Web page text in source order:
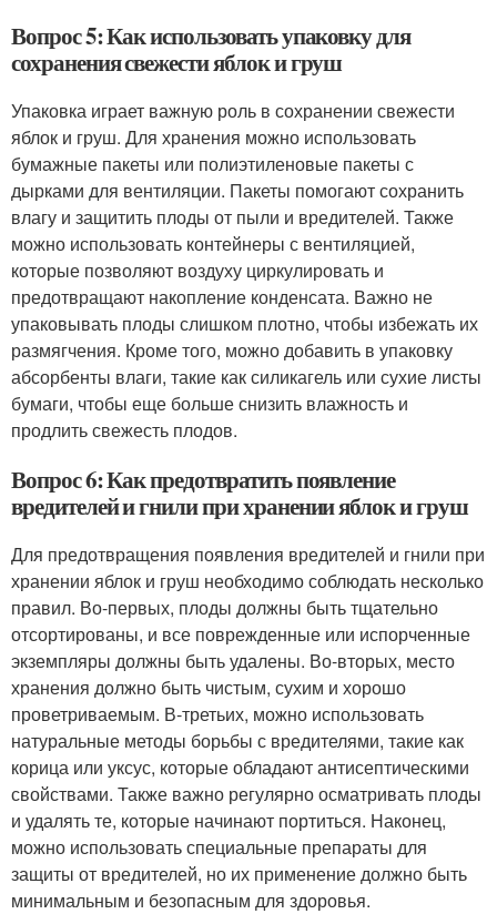
Вопрос 5: Как использовать упаковку для
сохранения свежести яблок и груш
Упаковка играет важную роль в сохранении свежести
яблок и груш. Для хранения можно использовать
бумажные пакеты или полиэтиленовые пакеты с
дырками для вентиляции. Пакеты помогают сохранить
влагу и защитить плоды от пыли и вредителей. Также
можно использовать контейнеры с вентиляцией,
которые позволяют воздуху циркулировать и
предотвращают накопление конденсата. Важно не
упаковывать плоды слишком плотно, чтобы избежать их
размягчения. Кроме того, можно добавить в упаковку
абсорбенты влаги, такие как силикагель или сухие листы
бумаги, чтобы еще больше снизить влажность и
продлить свежесть плодов.
Вопрос 6: Как предотвратить появление
вредителей и гнили при хранении яблок и груш
Для предотвращения появления вредителей и гнили при
хранении яблок и груш необходимо соблюдать несколько
правил. Во-первых, плоды должны быть тщательно
отсортированы, и все поврежденные или испорченные
экземпляры должны быть удалены. Во-вторых, место
хранения должно быть чистым, сухим и хорошо
проветриваемым. В-третьих, можно использовать
натуральные методы борьбы с вредителями, такие как
корица или уксус, которые обладают антисептическими
свойствами. Также важно регулярно осматривать плоды
и удалять те, которые начинают портиться. Наконец,
можно использовать специальные препараты для
защиты от вредителей, но их применение должно быть
минимальным и безопасным для здоровья.